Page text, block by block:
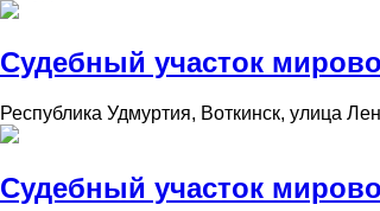
Судебный участок
Республика Удмуртия, Воткинск, улица
Судебный участок